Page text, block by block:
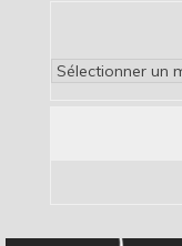
Archives